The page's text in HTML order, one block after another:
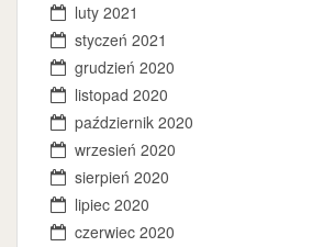
luty 2021
styczeń 2021
grudzień 2020
listopad 2020
październik 2020
wrzesień 2020
sierpień 2020
lipiec 2020
czerwiec 2020